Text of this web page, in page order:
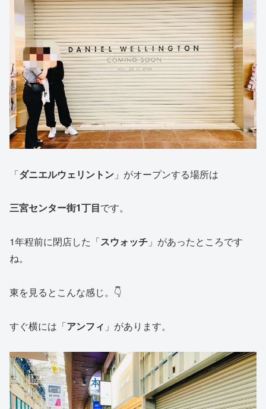
「ダニエルウェリントン 」がオープンする場所は
三宮センター街1丁目です。
1年程前に閉店した「スウォッチ 」があったところです
ね。
東を見るとこんな感じ。👇
すぐ横には「アンフィ 」があります。